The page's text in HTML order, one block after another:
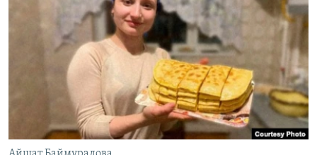
ПОДПИШИТЕСЬ НА РАССЫЛКУ
СОЦИАЛЬНЫЕ СЕТИ
Все сайты РСЕ/РС